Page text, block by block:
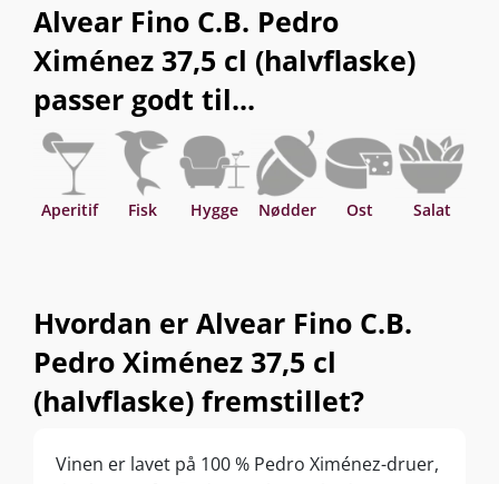
Alvear Fino C.B. Pedro
Ximénez 37,5 cl (halvflaske)
passer godt til...
Aperitif Fisk Hygge Nødder Ost Salat
Hvordan er Alvear Fino C.B.
Pedro Ximénez 37,5 cl
(halvflaske) fremstillet?
Vinen er lavet på 100 % Pedro Ximénez-druer,